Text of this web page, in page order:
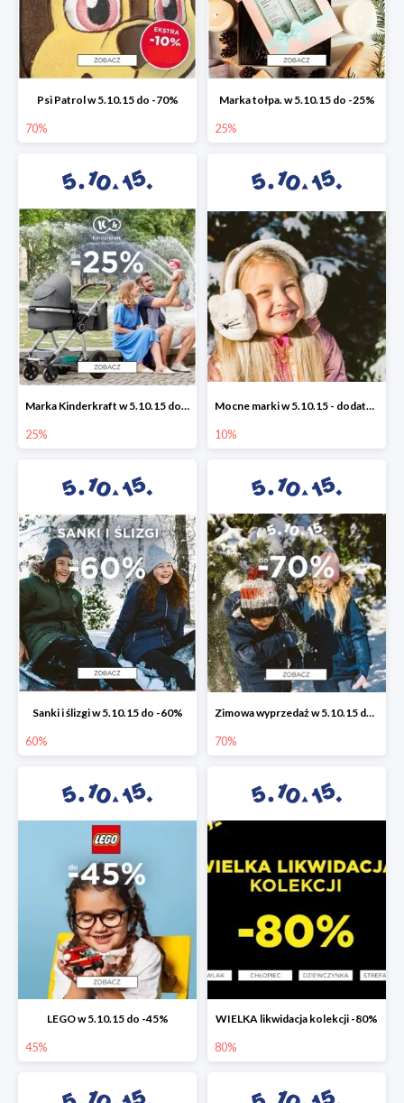
Psi Patrol w 5.10.15 do -70%
70%
Marka tołpa. w 5.10.15 do -25%
25%
Marka Kinderkraft w 5.10.15 do -25%
25%
Mocne marki w 5.10.15 - dodatkowe -10% rabatu
10%
Sanki i ślizgi w 5.10.15 do -60%
60%
Zimowa wyprzedaż w 5.10.15 do -70%
70%
LEGO w 5.10.15 do -45%
45%
WIELKA likwidacja kolekcji -80%
80%